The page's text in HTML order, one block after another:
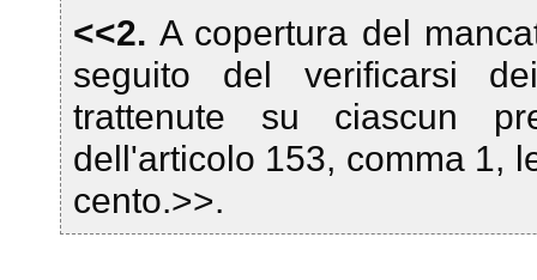
<<2.A copertura del
seguito del verificarsi
trattenute su ciascun
dell'articolo 153, comma 1,
cento.>>.